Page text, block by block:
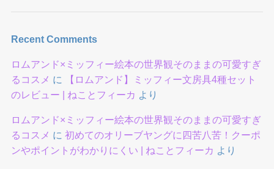
Recent Comments
ロムアンド×ミッフィー絵本の世界観そのままの可愛すぎ
るコスメ に
【ロムアンド】ミッフィー文房具4種セット
のレビュー | ねことフィーカ より
ロムアンド×ミッフィー絵本の世界観そのままの可愛すぎ
るコスメ に 初めてのオリーブヤングに四苦八苦！クーポ
ンやポイントがわかりにくい | ねことフィーカ より